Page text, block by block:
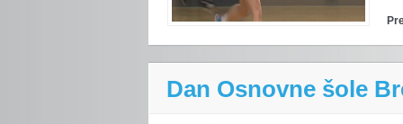
Dan Osnovne šole